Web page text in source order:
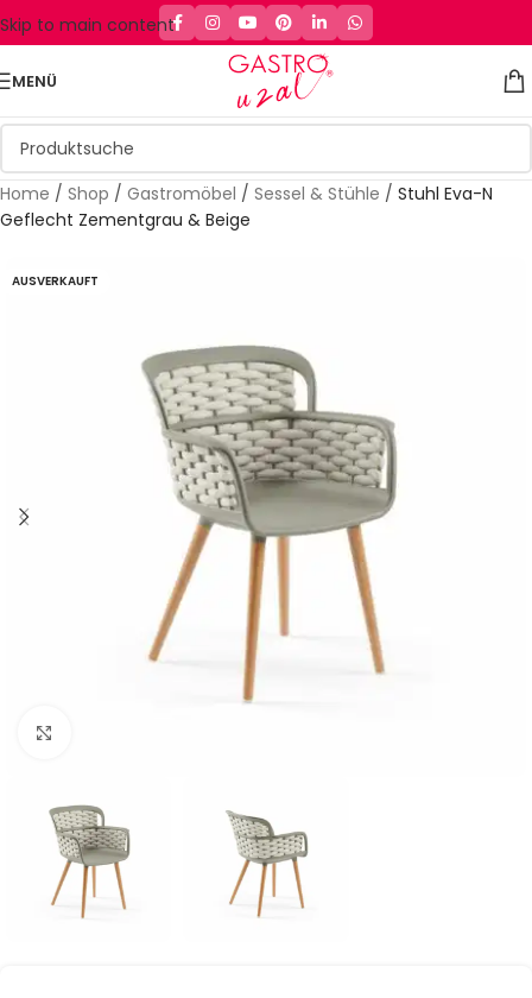
Skip to main content
MENÜ
Home / Shop / Gastromöbel / Sessel & Stühle / Stuhl Eva-N
Geflecht Zementgrau & Beige
AUSVERKAUFT